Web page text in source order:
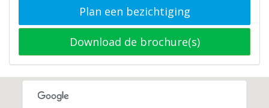
Plan een bezichtiging
Download de brochure(s)